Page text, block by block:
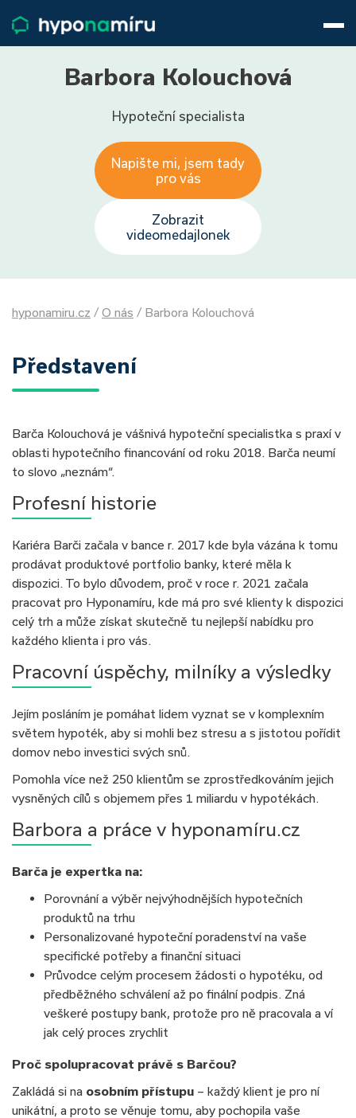
Životní pojištění
Pojištění nemovitosti
800 688 388
9−16 hod.
Přihlásit
Barbora Kolouchová
Hypoteční specialista
Napište mi, jsem tady
pro vás
Zobrazit
videomedajlonek
hyponamiru.cz / O nás / Barbora Kolouchová
Představení
Barča Kolouchová je vášnivá hypoteční specialistka s praxí v
oblasti hypotečního financování od roku 2018. Barča neumí
to slovo „neznám“.
Profesní historie
Kariéra Barči začala v bance r. 2017 kde byla vázána k tomu
prodávat produktové portfolio banky, které měla k
dispozici. To bylo důvodem, proč v roce r. 2021 začala
pracovat pro Hyponamíru, kde má pro své klienty k dispozici
celý trh a může získat skutečně tu nejlepší nabídku pro
každého klienta i pro vás.
Pracovní úspěchy, milníky a výsledky
Jejím posláním je pomáhat lidem vyznat se v komplexním
světem hypoték, aby si mohli bez stresu a s jistotou pořídit
domov nebo investici svých snů.
Pomohla více než 250 klientům se zprostředkováním jejich
vysněných cílů s objemem přes 1 miliardu v hypotékách.
Barbora a práce v hyponamíru.cz
Barča je expertka na:
Porovnání a výběr nejvýhodnějších hypotečních
produktů na trhu
Personalizované hypoteční poradenství na vaše
specifické potřeby a finanční situaci
Průvodce celým procesem žádosti o hypotéku, od
předběžného schválení až po finální podpis. Zná
veškeré postupy bank, protože pro ně pracovala a ví
jak celý proces zrychlit
Proč spolupracovat právě s Barčou?
Zakládá si na osobním přístupu – každý klient je pro ní
unikátní, a proto se věnuje tomu, aby pochopila vaše